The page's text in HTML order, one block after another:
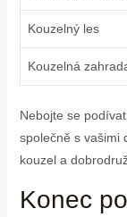
Kouzelný les
Kouzelná
Nebojte se
společně s vašimi
kouzel a
Konec